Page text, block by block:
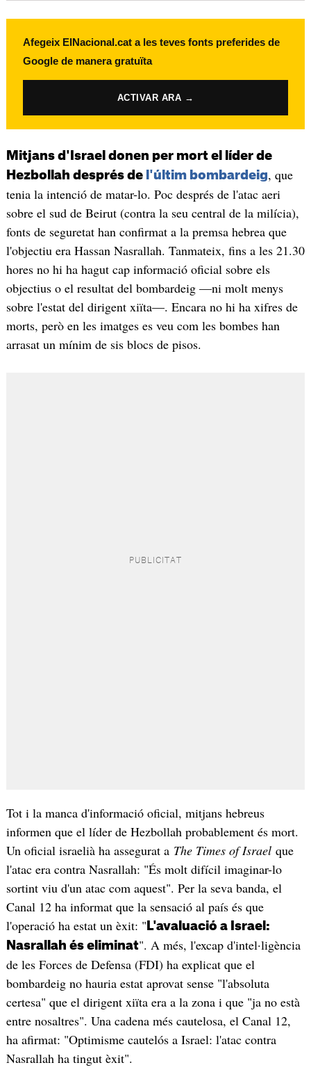
Afegeix ElNacional.cat a les teves fonts preferides de
Google de manera gratuïta
ACTIVAR ARA →
Mitjans d'Israel donen per mort el líder de
Hezbollah després de l'últim bombardeig, que
tenia la intenció de matar-lo. Poc després de l'atac aeri
sobre el sud de Beirut (contra la seu central de la milícia),
fonts de seguretat han confirmat a la premsa hebrea que
l'objectiu era Hassan Nasrallah. Tanmateix, fins a les 21.30
hores no hi ha hagut cap informació oficial sobre els
objectius o el resultat del bombardeig —ni molt menys
sobre l'estat del dirigent xiïta—. Encara no hi ha xifres de
morts, però en les imatges es veu com les bombes han
arrasat un mínim de sis blocs de pisos.
Tot i la manca d'informació oficial, mitjans hebreus
informen que el líder de Hezbollah probablement és mort.
Un oficial israelià ha assegurat a The Times of Israelque
l'atac era contra Nasrallah: "És molt difícil imaginar-lo
sortint viu d'un atac com aquest". Per la seva banda, el
Canal 12 ha informat que la sensació al país és que
l'operació ha estat un èxit: " L'avaluació a Israel:
Nasrallah és eliminat". A més, l'excap d'intel·ligència
de les Forces de Defensa (FDI) ha explicat que el
bombardeig no hauria estat aprovat sense "l'absoluta
certesa" que el dirigent xiïta era a la zona i que "ja no està
entre nosaltres". Una cadena més cautelosa, el Canal 12,
ha afirmat: "Optimisme cautelós a Israel: l'atac contra
Nasrallah ha tingut èxit".